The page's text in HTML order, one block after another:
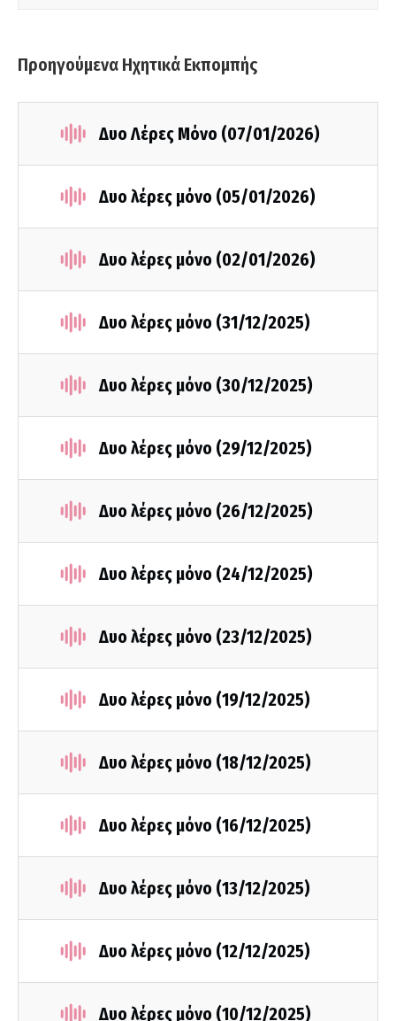
Προηγούμενα Ηχητικά Εκπομπής
Δυο Λέρες Μόνο (07/01/2026)
Δυο λέρες μόνο (05/01/2026)
Δυο λέρες μόνο (02/01/2026)
Δυο λέρες μόνο (31/12/2025)
Δυο λέρες μόνο (30/12/2025)
Δυο λέρες μόνο (29/12/2025)
Δυο λέρες μόνο (26/12/2025)
Δυο λέρες μόνο (24/12/2025)
Δυο λέρες μόνο (23/12/2025)
Δυο λέρες μόνο (19/12/2025)
Δυο λέρες μόνο (18/12/2025)
Δυο λέρες μόνο (16/12/2025)
Δυο λέρες μόνο (13/12/2025)
Δυο λέρες μόνο (12/12/2025)
Δυο λέρες μόνο (10/12/2025)